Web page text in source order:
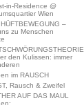
in-Residence @
Wien
–
zu Menschen
den Kulissen: immer
im RAUSCH
Rausch & Zweifel
AUF DAS MAUL